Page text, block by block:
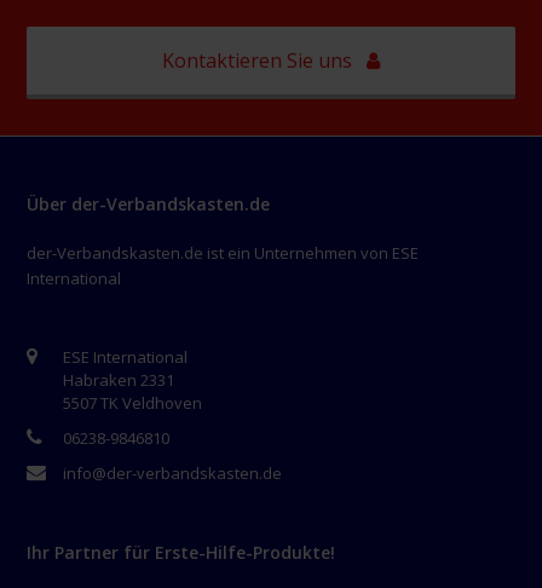
Kontaktieren Sie uns
Über der-Verbandskasten.de
der-Verbandskasten.de ist ein Unternehmen von ESE
International
ESE International
Habraken 2331
5507 TK Veldhoven
06238-9846810
info@der-verbandskasten.de
Ihr Partner für Erste-Hilfe-Produkte!